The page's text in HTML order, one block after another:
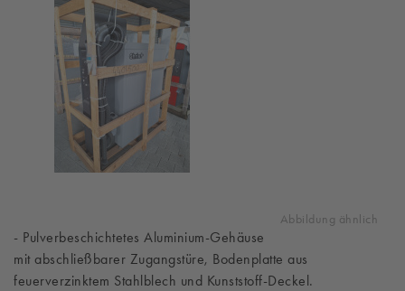
Abbildung ähnlich
- Pulverbeschichtetes Aluminium-Gehäuse
mit abschließbarer Zugangstüre, Bodenplatte aus
feuerverzinktem Stahlblech und Kunststoff-Deckel.